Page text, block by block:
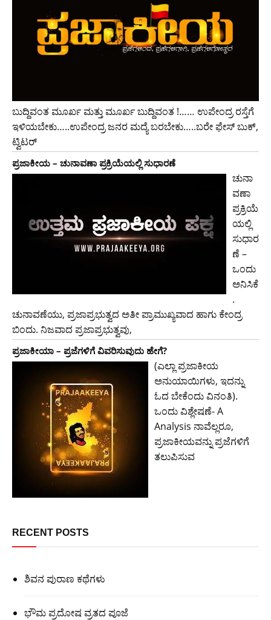
ಬುದ್ದಿವಂತ ಮೂರ್ಖ ಮತ್ತು ಮೂರ್ಖ ಬುದ್ದಿವಂತ !…… ಉಪೇಂದ್ರ ರಸ್ತೆಗೆ
ಇಳಿಯಬೇಕು…..ಉಪೇಂದ್ರ ಜನರ ಮದ್ಯೆ ಬರಬೇಕು…..ಬರೇ ಫೇಸ್ ಬುಕ್,
ಟ್ವಿಟರ್
ಪ್ರಜಾಕೀಯ – ಚುನಾವಣಾ ಪ್ರಕ್ರಿಯೆಯಲ್ಲಿ ಸುಧಾರಣೆ
ಚುನಾ
ವಣಾ
ಪ್ರಕ್ರಿಯೆ
ಯಲ್ಲಿ
ಸುಧಾರ
ಣೆ –
ಒಂದು
ಅನಿಸಿಕೆ
.
ಚುನಾವಣೆಯು, ಪ್ರಜಾಪ್ರಭುತ್ವದ ಅತೀ ಪ್ರಾಮುಖ್ಯವಾದ ಹಾಗು ಕೇಂದ್ರ
ಬಿಂದು. ನಿಜವಾದ ಪ್ರಜಾಪ್ರಭುತ್ವವು,
ಪ್ರಜಾಕೀಯಾ – ಪ್ರಜೆಗಳಿಗೆ ವಿವರಿಸುವುದು ಹೇಗೆ?
(ಎಲ್ಲಾ ಪ್ರಜಾಕೀಯ
ಅನುಯಾಯಿಗಳು, ಇದನ್ನು
ಓದ ಬೇಕೆಂದು ವಿನಂತಿ).
ಒಂದು ವಿಶ್ಲೇಷಣೆ- A
Analysis ನಾವೆಲ್ಲರೂ,
ಪ್ರಜಾಕೀಯವನ್ನು ಪ್ರಜೆಗಳಿಗೆ
ತಲುಪಿಸುವ
RECENT POSTS
ಶಿವನ ಪುರಾಣ ಕಥೆಗಳು
ಭೌಮ ಪ್ರದೋಷ ವ್ರತದ ಪೂಜೆ